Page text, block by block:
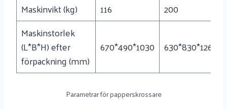
Maskinvikt (kg)
116
200
Maskinstorlek
(L*B*H) efter
förpackning (mm)
670*490*1030 630*830*1260
Parametrar för papperskrossare